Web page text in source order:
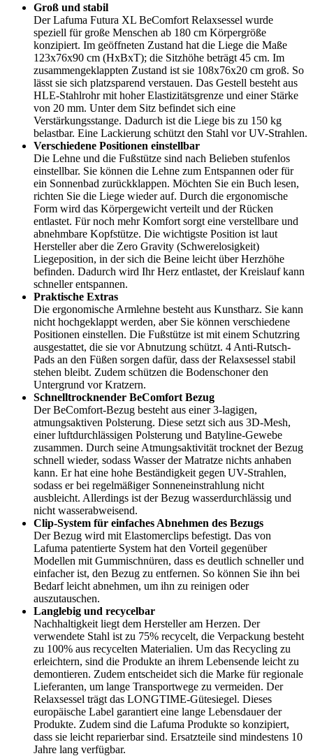
Groß und stabil
Der Lafuma Futura XL BeComfort Relaxsessel wurde
speziell für große Menschen ab 180 cm Körpergröße
konzipiert. Im geöffneten Zustand hat die Liege die Maße
123x76x90 cm (HxBxT); die Sitzhöhe beträgt 45 cm. Im
zusammengeklappten Zustand ist sie 108x76x20 cm groß. So
lässt sie sich platzsparend verstauen. Das Gestell besteht aus
HLE-Stahlrohr mit hoher Elastizitätsgrenze und einer Stärke
von 20 mm. Unter dem Sitz befindet sich eine
Verstärkungsstange. Dadurch ist die Liege bis zu 150 kg
belastbar. Eine Lackierung schützt den Stahl vor UV-Strahlen.
Verschiedene Positionen einstellbar
Die Lehne und die Fußstütze sind nach Belieben stufenlos
einstellbar. Sie können die Lehne zum Entspannen oder für
ein Sonnenbad zurückklappen. Möchten Sie ein Buch lesen,
richten Sie die Liege wieder auf. Durch die ergonomische
Form wird das Körpergewicht verteilt und der Rücken
entlastet. Für noch mehr Komfort sorgt eine verstellbare und
abnehmbare Kopfstütze. Die wichtigste Position ist laut
Hersteller aber die Zero Gravity (Schwerelosigkeit)
Liegeposition, in der sich die Beine leicht über Herzhöhe
befinden. Dadurch wird Ihr Herz entlastet, der Kreislauf kann
schneller entspannen.
Praktische Extras
Die ergonomische Armlehne besteht aus Kunstharz. Sie kann
nicht hochgeklappt werden, aber Sie können verschiedene
Positionen einstellen. Die Fußstütze ist mit einem Schutzring
ausgestattet, die sie vor Abnutzung schützt. 4 Anti-Rutsch-
Pads an den Füßen sorgen dafür, dass der Relaxsessel stabil
stehen bleibt. Zudem schützen die Bodenschoner den
Untergrund vor Kratzern.
Schnelltrocknender BeComfort Bezug
Der BeComfort-Bezug besteht aus einer 3-lagigen,
atmungsaktiven Polsterung. Diese setzt sich aus 3D-Mesh,
einer luftdurchlässigen Polsterung und Batyline-Gewebe
zusammen. Durch seine Atmungsaktivität trocknet der Bezug
schnell wieder, sodass Wasser der Matratze nichts anhaben
kann. Er hat eine hohe Beständigkeit gegen UV-Strahlen,
sodass er bei regelmäßiger Sonneneinstrahlung nicht
ausbleicht. Allerdings ist der Bezug wasserdurchlässig und
nicht wasserabweisend.
Clip-System für einfaches Abnehmen des Bezugs
Der Bezug wird mit Elastomerclips befestigt. Das von
Lafuma patentierte System hat den Vorteil gegenüber
Modellen mit Gummischnüren, dass es deutlich schneller und
einfacher ist, den Bezug zu entfernen. So können Sie ihn bei
Bedarf leicht abnehmen, um ihn zu reinigen oder
auszutauschen.
Langlebig und recycelbar
Nachhaltigkeit liegt dem Hersteller am Herzen. Der
verwendete Stahl ist zu 75% recycelt, die Verpackung besteht
zu 100% aus recycelten Materialien. Um das Recycling zu
erleichtern, sind die Produkte an ihrem Lebensende leicht zu
demontieren. Zudem entscheidet sich die Marke für regionale
Lieferanten, um lange Transportwege zu vermeiden. Der
Relaxsessel trägt das LONGTIME-Gütesiegel. Dieses
europäische Label garantiert eine lange Lebensdauer der
Produkte. Zudem sind die Lafuma Produkte so konzipiert,
dass sie leicht reparierbar sind. Ersatzteile sind mindestens 10
Jahre lang verfügbar.